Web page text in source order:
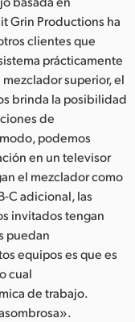
Grin Productions ha
clientes que
prácticamente
superior, el
brinda la posibilidad
de
podemos
en un televisor
el mezclador como
C adicional, las
invitados tengan
puedan
equipos es que es
cual
de trabajo.